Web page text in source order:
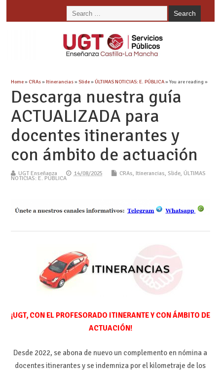
Home» CRAs»Itinerancias»Slide»ÚLTIMAS NOTICIAS: E. PÚBLICA» You are reading »
Descarga nuestra guía
ACTUALIZADA para
docentes itinerantes y
con ámbito de actuación
UGT Enseñanza 14/08/2025 CRAs, Itinerancias, Slide, ÚLTIMAS
NOTICIAS: E. PÚBLICA
¡UGT, CON EL PROFESORADO ITINERANTE Y CON ÁMBITO DE
ACTUACIÓN!
Desde 2022, se abona de nuevo un complemento en nómina a
docentes itinerantes y se indemniza por el kilometraje de los